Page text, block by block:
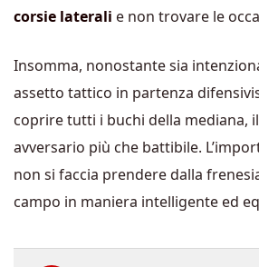
corsie laterali e non trovare le
Insomma, nonostante sia
assetto tattico in partenza
coprire tutti i buchi della mediana,
avversario più che battibile.
non si faccia prendere dalla
campo in maniera intelligente ed